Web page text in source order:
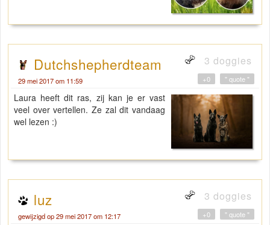
Dutchshepherdteam 3 doggies
29 mei 2017 om 11:59 " quote "
+0
Laura heeft dit ras, zij kan je er vast
veel over vertellen. Ze zal dit vandaag
wel lezen :)
luz 3 doggies
gewijzigd op 29 mei 2017 om 12:17 " quote "
+0